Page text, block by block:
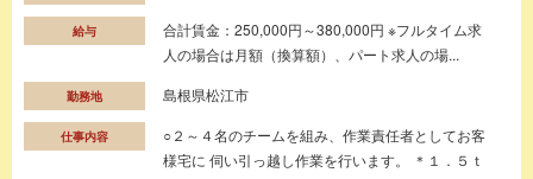
給与
合計賃金：250,000円～380,000円 ※フルタイム求
人の場合は月額（換算額）、パート求人の場...
勤務地 島根県松江市
仕事内容
○２～４名のチームを組み、作業責任者としてお客
様宅に 伺い引っ越し作業を行います。 ＊１．５ｔ